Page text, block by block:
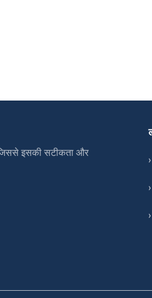
जिससे इसकी सटीकता और